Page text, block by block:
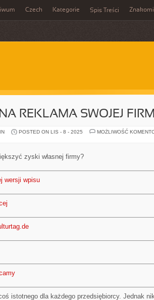
Czech Kategorie Spis Treści
REKLAMA SWOJEJ
POSTED ON LIS - 8 - 2025 MOŻLIWOŚĆ
zyski własnej firmy?
wersji wpisu
istotnego dla każdego przedsiębiorcy. Jednak